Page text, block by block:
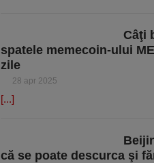
Câţi
spatele memecoin-ului
zile
28 apr 2025
[...]
că se poate descurca şi